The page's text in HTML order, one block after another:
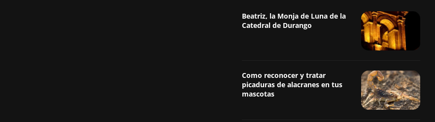
Beatriz, la Monja de Luna de la
Catedral de Durango
Como reconocer y tratar
picaduras de alacranes en tus
mascotas